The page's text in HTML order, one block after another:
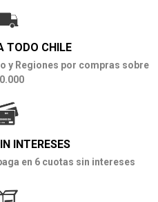
TODO CHILE
y Regiones por compras sobre
INTERESES
en 6 cuotas sin intereses